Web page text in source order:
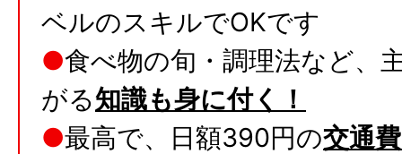
ベルのスキルでOKです
●食べ物の旬・調理法など、
がる知識も身に付く！
●最高で、日額390円の交通